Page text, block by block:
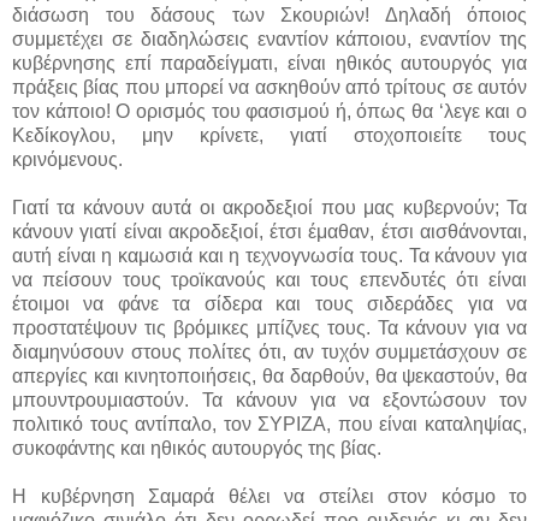
διάσωση του δάσους των Σκουριών! Δηλαδή όποιος
συμμετέχει σε διαδηλώσεις εναντίον κάποιου, εναντίον της
κυβέρνησης επί παραδείγματι, είναι ηθικός αυτουργός για
πράξεις βίας που μπορεί να ασκηθούν από τρίτους σε αυτόν
τον κάποιο! Ο ορισμός του φασισμού ή, όπως θα ‘λεγε και ο
Κεδίκογλου, μην κρίνετε, γιατί στοχοποιείτε τους
κρινόμενους.
Γιατί τα κάνουν αυτά οι ακροδεξιοί που μας κυβερνούν; Τα
κάνουν γιατί είναι ακροδεξιοί, έτσι έμαθαν, έτσι αισθάνονται,
αυτή είναι η καμωσιά και η τεχνογνωσία τους. Τα κάνουν για
να πείσουν τους τροϊκανούς και τους επενδυτές ότι είναι
έτοιμοι να φάνε τα σίδερα και τους σιδεράδες για να
προστατέψουν τις βρόμικες μπίζνες τους. Τα κάνουν για να
διαμηνύσουν στους πολίτες ότι, αν τυχόν συμμετάσχουν σε
απεργίες και κινητοποιήσεις, θα δαρθούν, θα ψεκαστούν, θα
μπουντρουμιαστούν. Τα κάνουν για να εξοντώσουν τον
πολιτικό τους αντίπαλο, τον ΣΥΡΙΖΑ, που είναι καταληψίας,
συκοφάντης και ηθικός αυτουργός της βίας.
Η κυβέρνηση Σαμαρά θέλει να στείλει στον κόσμο το